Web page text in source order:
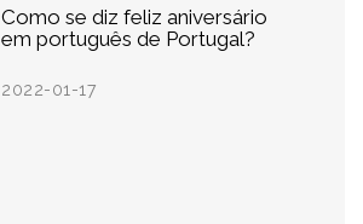
Como se diz feliz aniversário
em português de Portugal?
2022-01-17